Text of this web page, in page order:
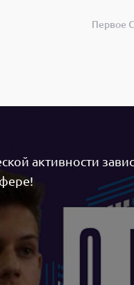
Первое
активности